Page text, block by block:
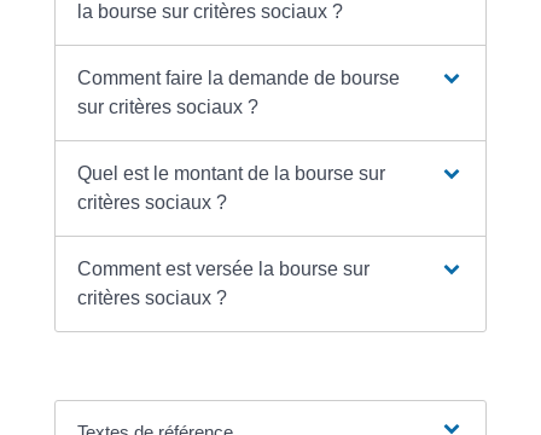
la bourse sur critères sociaux ?
Comment faire la demande de bourse
sur critères sociaux ?
Quel est le montant de la bourse sur
critères sociaux ?
Comment est versée la bourse sur
critères sociaux ?